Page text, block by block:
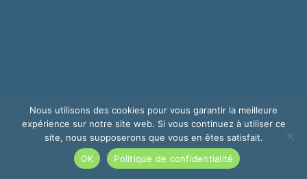
Nous utilisons des cookies pour vous garantir la meilleure
expérience sur notre site web. Si vous continuez à utiliser ce
site, nous supposerons que vous en êtes satisfait.
OK
Politique de confidentialité